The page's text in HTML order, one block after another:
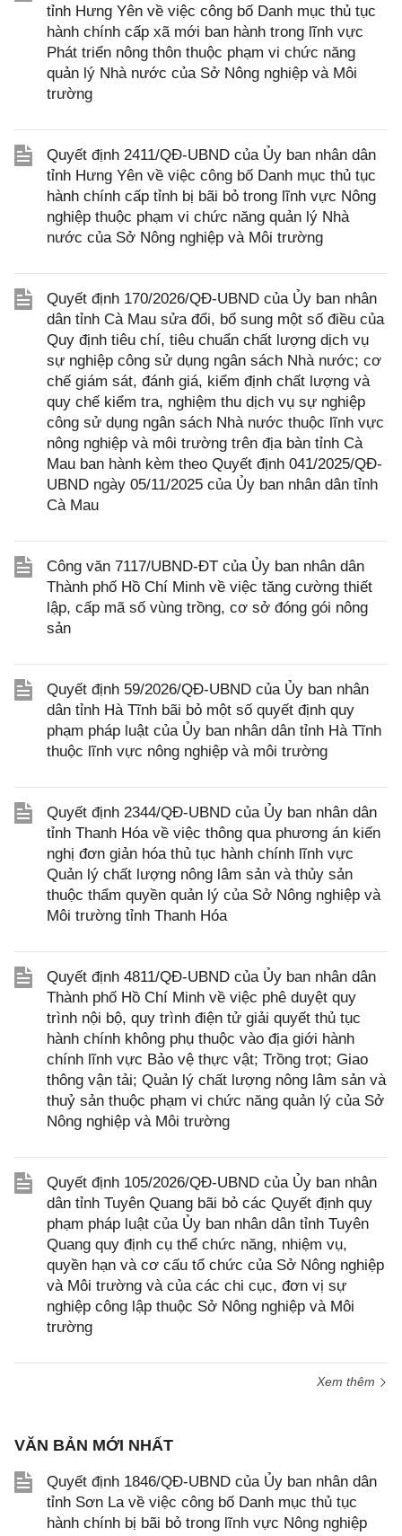
tỉnh Hưng Yên về việc công bố Danh mục thủ tục
hành chính cấp xã mới ban hành trong lĩnh vực
Phát triển nông thôn thuộc phạm vi chức năng
quản lý Nhà nước của Sở Nông nghiệp và Môi
trường
Quyết định 2411/QĐ-UBND của Ủy ban nhân dân
tỉnh Hưng Yên về việc công bố Danh mục thủ tục
hành chính cấp tỉnh bị bãi bỏ trong lĩnh vực Nông
nghiệp thuộc phạm vi chức năng quản lý Nhà
nước của Sở Nông nghiệp và Môi trường
Quyết định 170/2026/QĐ-UBND của Ủy ban nhân
dân tỉnh Cà Mau sửa đổi, bổ sung một số điều của
Quy định tiêu chí, tiêu chuẩn chất lượng dịch vụ
sự nghiệp công sử dụng ngân sách Nhà nước; cơ
chế giám sát, đánh giá, kiểm định chất lượng và
quy chế kiểm tra, nghiệm thu dịch vụ sự nghiệp
công sử dụng ngân sách Nhà nước thuộc lĩnh vực
nông nghiệp và môi trường trên địa bàn tỉnh Cà
Mau ban hành kèm theo Quyết định 041/2025/QĐ-
UBND ngày 05/11/2025 của Ủy ban nhân dân tỉnh
Cà Mau
Công văn 7117/UBND-ĐT của Ủy ban nhân dân
Thành phố Hồ Chí Minh về việc tăng cường thiết
lập, cấp mã số vùng trồng, cơ sở đóng gói nông
sản
Quyết định 59/2026/QĐ-UBND của Ủy ban nhân
dân tỉnh Hà Tĩnh bãi bỏ một số quyết định quy
phạm pháp luật của Ủy ban nhân dân tỉnh Hà Tĩnh
thuộc lĩnh vực nông nghiệp và môi trường
Quyết định 2344/QĐ-UBND của Ủy ban nhân dân
tỉnh Thanh Hóa về việc thông qua phương án kiến
nghị đơn giản hóa thủ tục hành chính lĩnh vực
Quản lý chất lượng nông lâm sản và thủy sản
thuộc thẩm quyền quản lý của Sở Nông nghiệp và
Môi trường tỉnh Thanh Hóa
Quyết định 4811/QĐ-UBND của Ủy ban nhân dân
Thành phố Hồ Chí Minh về việc phê duyệt quy
trình nội bộ, quy trình điện tử giải quyết thủ tục
hành chính không phụ thuộc vào địa giới hành
chính lĩnh vực Bảo vệ thực vật; Trồng trọt; Giao
thông vận tải; Quản lý chất lượng nông lâm sản và
thuỷ sản thuộc phạm vi chức năng quản lý của Sở
Nông nghiệp và Môi trường
Quyết định 105/2026/QĐ-UBND của Ủy ban nhân
dân tỉnh Tuyên Quang bãi bỏ các Quyết định quy
phạm pháp luật của Ủy ban nhân dân tỉnh Tuyên
Quang quy định cụ thể chức năng, nhiệm vụ,
quyền hạn và cơ cấu tổ chức của Sở Nông nghiệp
và Môi trường và của các chi cục, đơn vị sự
nghiệp công lập thuộc Sở Nông nghiệp và Môi
trường
Xem thêm
VĂN BẢN MỚI NHẤT
Quyết định 1846/QĐ-UBND của Ủy ban nhân dân
tỉnh Sơn La về việc công bố Danh mục thủ tục
hành chính bị bãi bỏ trong lĩnh vực Nông nghiệp